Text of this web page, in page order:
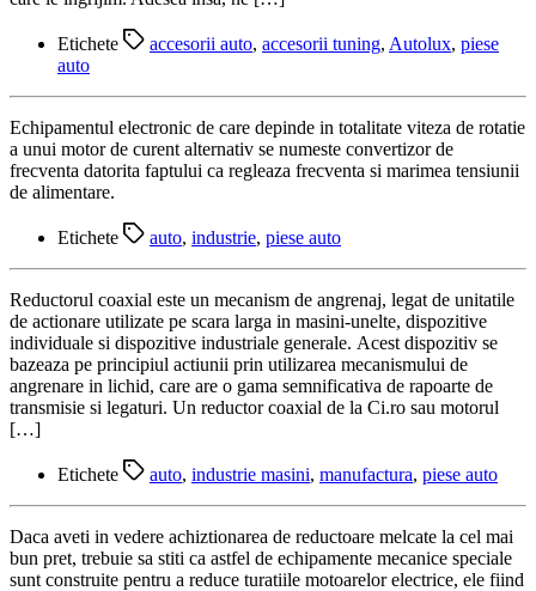
Etichete accesorii auto, accesorii tuning, Autolux, piese
auto
Echipamentul electronic de care depinde in totalitate viteza de rotatie
a unui motor de curent alternativ se numeste convertizor de
frecventa datorita faptului ca regleaza frecventa si marimea tensiunii
de alimentare.
Etichete auto, industrie, piese auto
Reductorul coaxial este un mecanism de angrenaj, legat de unitatile
de actionare utilizate pe scara larga in masini-unelte, dispozitive
individuale si dispozitive industriale generale. Acest dispozitiv se
bazeaza pe principiul actiunii prin utilizarea mecanismului de
angrenare in lichid, care are o gama semnificativa de rapoarte de
transmisie si legaturi. Un reductor coaxial de la Ci.ro sau motorul
[…]
Etichete auto, industrie masini, manufactura, piese auto
Daca aveti in vedere achiztionarea de reductoare melcate la cel mai
bun pret, trebuie sa stiti ca astfel de echipamente mecanice speciale
sunt construite pentru a reduce turatiile motoarelor electrice, ele fiind